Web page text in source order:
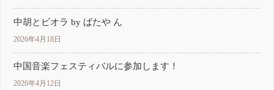
中胡とビオラ by ばたや ん
2026年4月18日
中国音楽フェスティバルに参加します！
2026年4月12日